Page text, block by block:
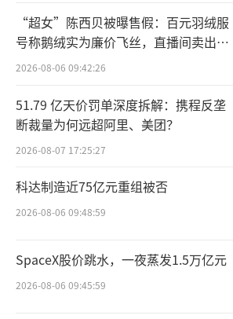
敷尔佳也在2024年财报
场波动幅度颇为显著，呈现出
达人营销模式的特点。达人营
品牌曝光与产品销量提升，但
体运营成本持续增加，给
就业绩发展相关问题，北
尔佳进行采访，但截至发稿未
高增长神话
“超女”陈西贝被曝售假：百元羽绒服
号称鹅绒实为廉价飞丝，直播间卖出超
百万元
2026-08-06 09:42:26
51.79 亿天价罚单深度拆解：携程反垄
断裁量为何远超阿里、美团？
2026-08-07 17:25:27
科达制造近75亿元重组被否
2026-08-06 09:48:59
SpaceX股价跳水，一夜蒸发1.5万亿元
2026-08-06 09:45:59